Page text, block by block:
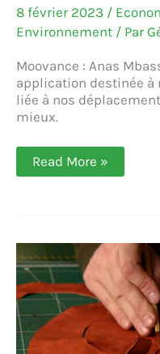
8 février 2023 /
Environnement / Par
Moovance : Anas
application destinée à
liée à nos
mieux.
Moovance :
réduire
à
la
greentech
(Anas
Mbasso)
Read More »